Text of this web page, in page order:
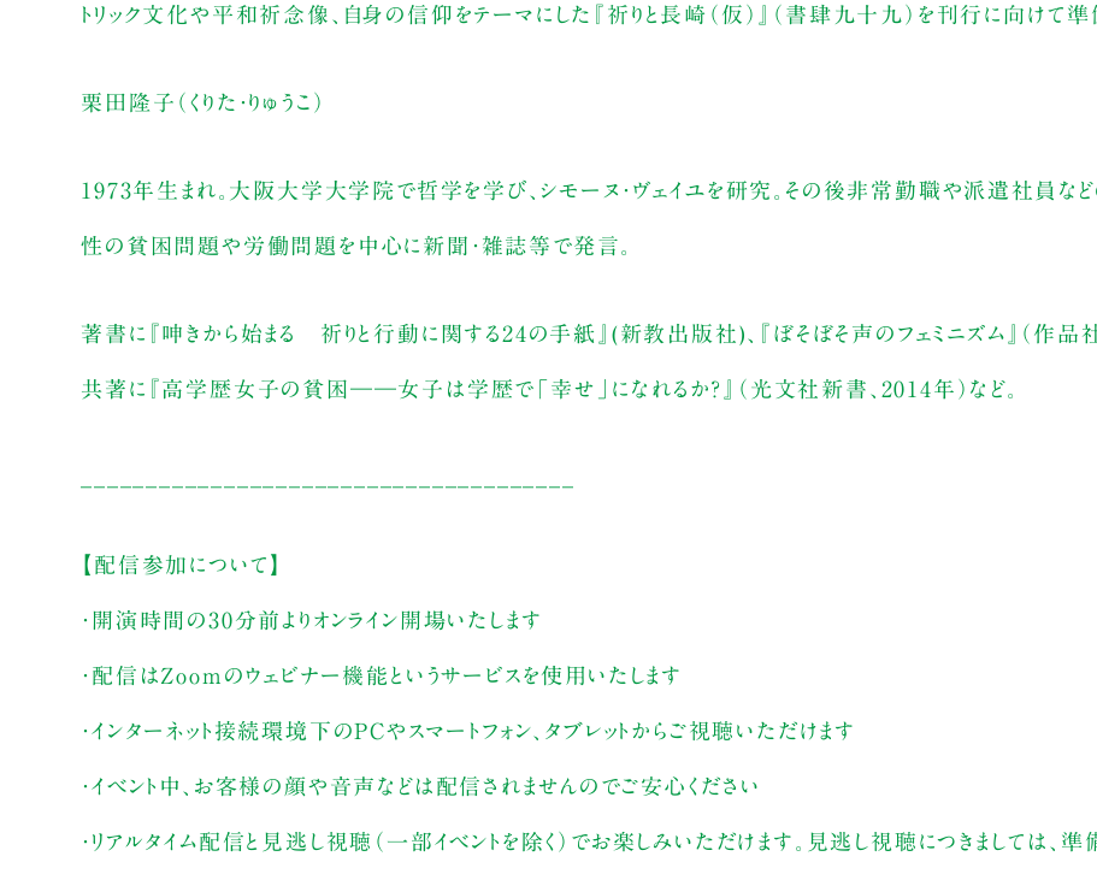
トリック文化や平和祈念像、自身の信仰をテーマにした『祈りと長崎（仮）』（書肆九十九）を刊行に向けて準
栗田隆子（くりた・りゅうこ）
1973年生まれ。大阪大学大学院で哲学を学び、シモーヌ・ヴェイユを研究。その後非常勤職や派遣社員など
性の貧困問題や労働問題を中心に新聞・雑誌等で発言。
著書に『呻きから始まる 祈りと行動に関する24の手紙』(新教出版社)、『ぼそぼそ声のフェミニズム』（作品社
共著に『高学歴女子の貧困――女子は学歴で「幸せ」になれるか？』（光文社新書、2014年）など。
【配信参加について】
・開演時間の30分前よりオンライン開場いたします
・配信はZoomのウェビナー機能というサービスを使用いたします
・インターネット接続環境下のPCやスマートフォン、タブレットからご視聴いただけます
・イベント中、お客様の顔や音声などは配信されませんのでご安心ください
・リアルタイム配信と見逃し視聴（一部イベントを除く）でお楽しみいただけます。見逃し視聴につきましては、